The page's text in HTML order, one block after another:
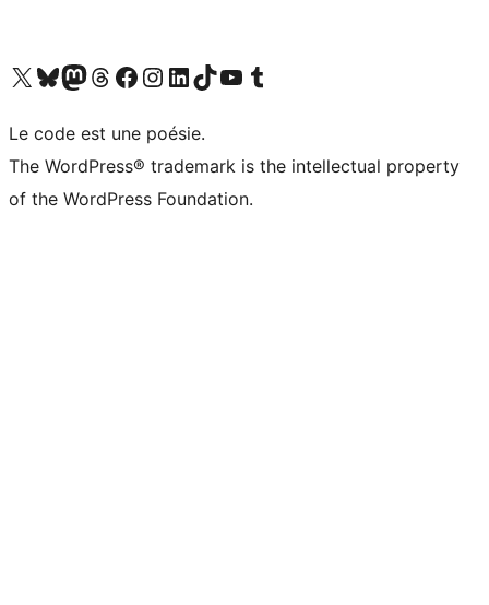
Visit our X (formerly Twitter) account
Visitez notre compte Bluesky
Visit our Mastodon account
Visitez notre compte Threads
Visit our Facebook page
Visit our Instagram account
Visit our LinkedIn account
Visitez notre compte TikTok
Visit our YouTube channel
Visitez notre compte Tumblr
Le code est une poésie.
The WordPress® trademark is the intellectual property
of the WordPress Foundation.